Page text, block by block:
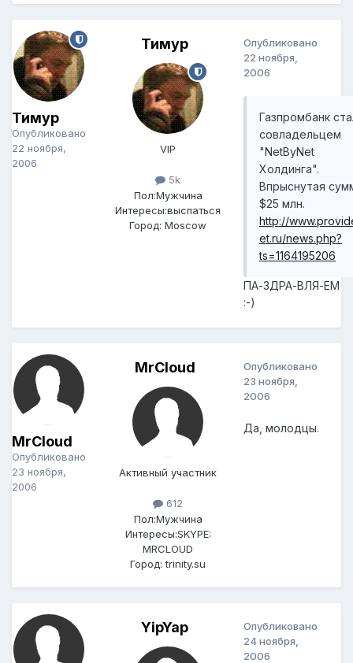
Тимур
Опубликовано
22 ноября,
2006
Тимур
VIP
5k
Пол:Мужчина
Интересы:выспаться
Город: Moscow
Опубликовано
22 ноября,
2006
Газпромбанк
совладельцем
"NetByNet
Холдинга".
Впрыснутая
$25 млн.
http://
et.ru/news.php?
ts=1164195206
ПА-ЗДРА-ВЛЯ-ЕМ
:-)
MrCloud
Опубликовано
23 ноября,
2006
MrCloud
Активный участник
612
Пол:Мужчина
Интересы:SKYPE:
MRCLOUD
Город: trinity.su
Опубликовано
23 ноября,
2006
Да, молодцы.
YipYap
Опубликовано
24 ноября,
2006